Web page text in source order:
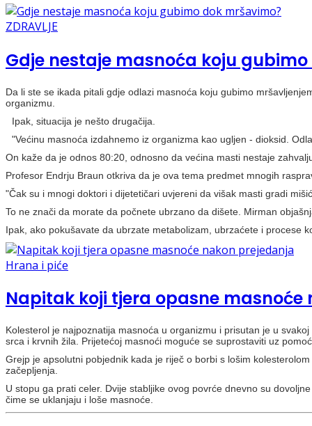
ZDRAVLJE
Gdje nestaje masnoća koju
Da li ste se ikada pitali gdje odlazi masnoća koju gubimo
organizmu.
Ipak, situacija je nešto drugačija.
"Većinu masnoća izdahnemo iz organizma kao ugljen - dioksid.
On kaže da je odnos 80:20, odnosno da većina masti nestaje
Profesor Endrju Braun otkriva da je ova tema predmet mnogih
"Čak su i mnogi doktori i dijetetičari uvjereni da višak masti gradi
To ne znači da morate da počnete ubrzano da dišete. Mirman
Ipak, ako pokušavate da ubrzate metabolizam, ubrzaćete i procese
Hrana i piće
Napitak koji tjera opasne
Kolesterol je najpoznatija masnoća u organizmu i prisutan je u
srca i krvnih žila. Prijetećoj masnoći moguće se suprostaviti uz
Grejp je apsolutni pobjednik kada je riječ o borbi s lošim
začepljenja.
U stopu ga prati celer. Dvije stabljike ovog povrće dnevno su
čime se uklanjaju i loše masnoće.